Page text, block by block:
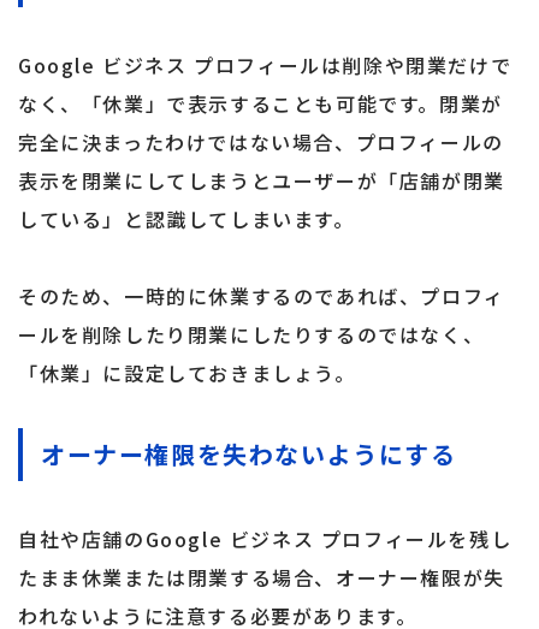
Google ビジネス プロフィールは削除や閉業だけで
なく、「休業」で表示することも可能です。閉業が
完全に決まったわけではない場合、プロフィールの
表示を閉業にしてしまうとユーザーが「店舗が閉業
している」と認識してしまいます。
そのため、一時的に休業するのであれば、プロフィ
ールを削除したり閉業にしたりするのではなく、
「休業」に設定しておきましょう。
オーナー権限を失わないようにする
自社や店舗のGoogle ビジネス プロフィールを残し
たまま休業または閉業する場合、オーナー権限が失
われないように注意する必要があります。